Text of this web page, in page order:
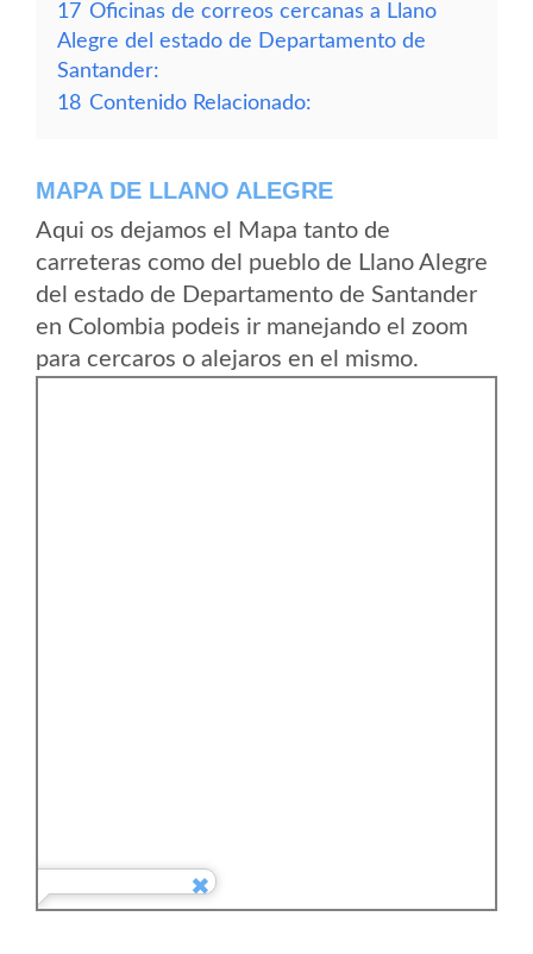
17 Oficinas de correos cercanas a Llano
Alegre del estado de Departamento de
Santander:
18 Contenido Relacionado:
MAPA DE LLANO ALEGRE
Aqui os dejamos el Mapa tanto de
carreteras como del pueblo de Llano Alegre
del estado de Departamento de Santander
en Colombia podeis ir manejando el zoom
para cercaros o alejaros en el mismo.